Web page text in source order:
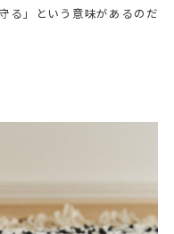
る」という意味があるのだ